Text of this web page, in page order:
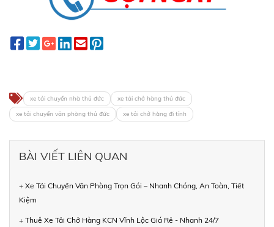
xe tải chuyển nhà thủ đức
xe tải chở hàng thủ đức
xe tải chuyển văn phòng thủ đức
xe tải chở hàng đi tỉnh
BÀI VIẾT LIÊN QUAN
+ Xe Tải Chuyển Văn Phòng Trọn Gói – Nhanh Chóng, An Toàn, Tiết
Kiệm
+ Thuê Xe Tải Chở Hàng KCN Vĩnh Lộc Giá Rẻ - Nhanh 24/7